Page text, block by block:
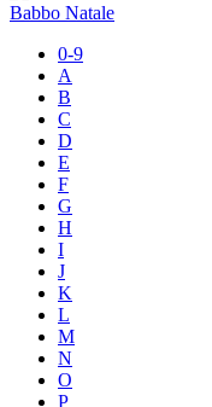
Babbo Natale
0-9
A
B
C
D
E
F
G
H
I
J
K
L
M
N
O
P